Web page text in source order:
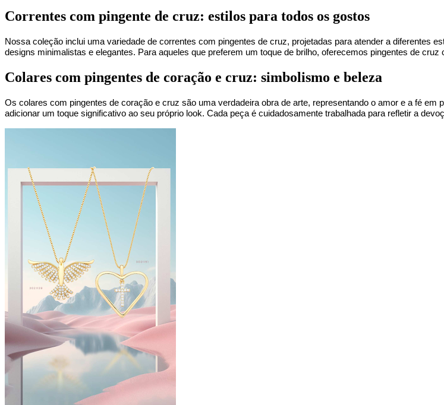
Correntes com pingente de cruz: estilos para todos os gostos
Nossa coleção inclui uma variedade de correntes com pingentes de cruz, projetadas para atender a diferentes
designs minimalistas e elegantes. Para aqueles que preferem um toque de brilho, oferecemos pingentes de
Colares com pingentes de coração e cruz: simbolismo e beleza
Os colares com pingentes de coração e cruz são uma verdadeira obra de arte, representando o amor e a fé
adicionar um toque significativo ao seu próprio look. Cada peça é cuidadosamente trabalhada para refletir a